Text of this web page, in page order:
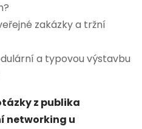
zakázky a tržní
a typovou výstavbu
z publika
networking u